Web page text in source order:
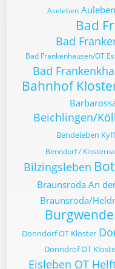
Aseleben Auleben
Bad
Bad
Bad Frankenhausen/OT
Bad
Bahnhof
Beichlingen/
Bendeleben
Benndorf /
Bilzingsleben
Braunsroda An
Braunsroda/
Donndorf OT Kloster
Donndrof OT
Eisleben OT